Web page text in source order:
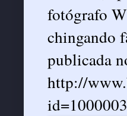
fotógrafo
chingando
publicada
http://